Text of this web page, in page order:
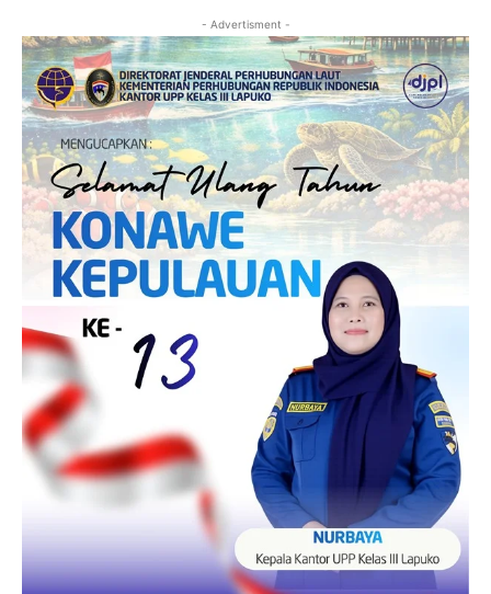
- Advertisment -